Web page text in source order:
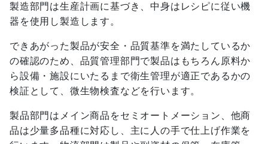
製造部門は生産計画に基づき、中身はレシピに従い機
器を使用し製造します。
できあがった製品が安全・品質基準を満たしているか
の確認のため、品質管理部門で製品はもちろん原料か
ら設備・施設にいたるまで衛生管理が適正であるかの
検証として、微生物検査などを行います。
製品部門はメイン商品をセミオートメーション、他商
品は少量多品種に対応し、主に人の手で仕上げ作業を